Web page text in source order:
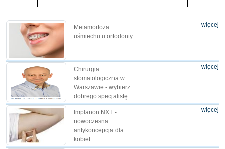
Metamorfoza
uśmiechu u ortodonty
więcej
Chirurgia
stomatologiczna w
Warszawie - wybierz
dobrego specjalistę
więcej
Implanon NXT -
nowoczesna
antykoncepcja dla
kobiet
więcej